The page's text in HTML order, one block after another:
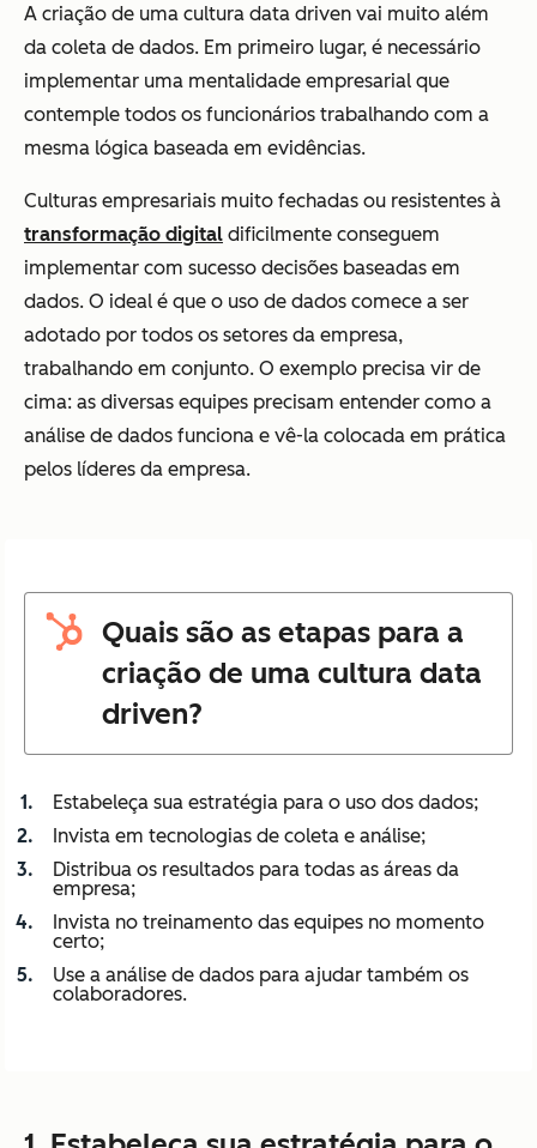
A criação de uma cultura data driven vai muito além
da coleta de dados. Em primeiro lugar, é necessário
implementar uma mentalidade empresarial que
contemple todos os funcionários trabalhando com a
mesma lógica baseada em evidências.
Culturas empresariais muito fechadas ou resistentes à
transformação digital dificilmente conseguem
implementar com sucesso decisões baseadas em
dados. O ideal é que o uso de dados comece a ser
adotado por todos os setores da empresa,
trabalhando em conjunto. O exemplo precisa vir de
cima: as diversas equipes precisam entender como a
análise de dados funciona e vê-la colocada em prática
pelos líderes da empresa.
Quais são as etapas para a
criação de uma cultura data
driven?
Estabeleça sua estratégia para o uso dos dados;
Invista em tecnologias de coleta e análise;
Distribua os resultados para todas as áreas da
empresa;
Invista no treinamento das equipes no momento
certo;
Use a análise de dados para ajudar também os
colaboradores.